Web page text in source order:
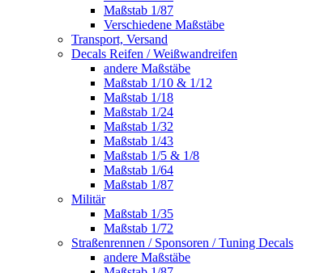
Maßstab 1/87
Verschiedene Maßstäbe
Transport, Versand
Decals Reifen / Weißwandreifen
andere Maßstäbe
Maßstab 1/10 & 1/12
Maßstab 1/18
Maßstab 1/24
Maßstab 1/32
Maßstab 1/43
Maßstab 1/5 & 1/8
Maßstab 1/64
Maßstab 1/87
Militär
Maßstab 1/35
Maßstab 1/72
Straßenrennen / Sponsoren / Tuning Decals
andere Maßstäbe